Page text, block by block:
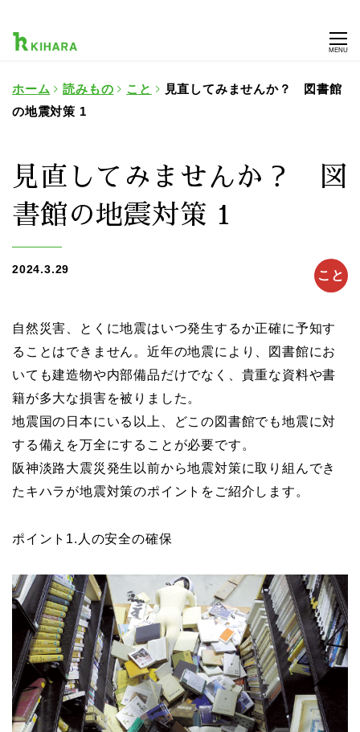
MENU
ホーム 読みもの こと
見直してみませんか？ 図書館
の地震対策 1
見直してみませんか？ 図
書館の地震対策 1
2024.3.29 こと
自然災害、とくに地震はいつ発生するか正確に予知す
ることはできません。近年の地震により、図書館にお
いても建造物や内部備品だけでなく、貴重な資料や書
籍が多大な損害を被りました。
地震国の日本にいる以上、どこの図書館でも地震に対
する備えを万全にすることが必要です。
阪神淡路大震災発生以前から地震対策に取り組んでき
たキハラが地震対策のポイントをご紹介します。
ポイント1.人の安全の確保